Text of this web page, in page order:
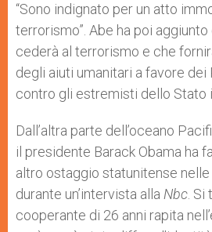
“Sono indignato per un atto
terrorismo”. Abe ha poi
cederà al terrorismo e che
degli aiuti umanitari a favore
contro gli estremisti dello Stato
Dall’altra parte dell’oceano
il presidente Barack Obama ha
altro ostaggio statunitense nelle
durante un’intervista alla Nbc .
cooperante di 26 anni rapita